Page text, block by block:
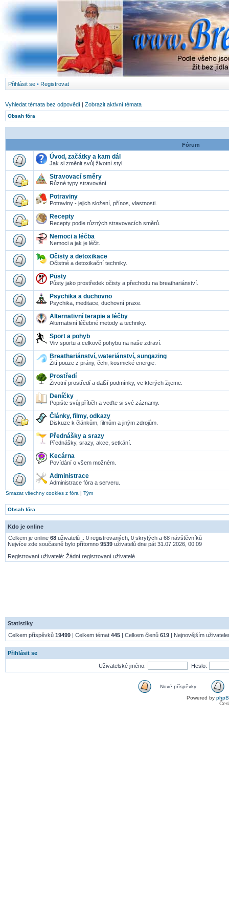
Přihlásit se • Registrovat
Vyhledat témata bez odpovědí | Zobrazit aktivní témata
Obsah fóra
Fórum
Úvod, začátky a kam dál
Jak si změnit svůj životní styl.
Stravovací směry
Různé typy stravování.
Potraviny
Potraviny - jejich složení, přínos, vlastnosti.
Recepty
Recepty podle různých stravovacích směrů.
Nemoci a léčba
Nemoci a jak je léčit.
Očisty a detoxikace
Očistné a detoxikační techniky.
Půsty
Půsty jako prostředek očisty a přechodu na breathariánství.
Psychika a duchovno
Psychika, meditace, duchovní praxe.
Alternativní terapie a léčby
Alternativní léčebné metody a techniky.
Sport a pohyb
Vliv sportu a celkově pohybu na naše zdraví.
Breathariánství, wateriánství, sungazing
Žití pouze z prány, čchi, kosmické energie.
Prostředí
Životní prostředí a další podmínky, ve kterých žijeme.
Deníčky
Popište svůj příběh a veďte si své záznamy.
Články, filmy, odkazy
Diskuze k článkům, filmům a jiným zdrojům.
Přednášky a srazy
Přednášky, srazy, akce, setkání.
Kecárna
Povídání o všem možném.
Administrace
Administrace fóra a serveru.
Smazat všechny cookies z fóra | Tým
Obsah fóra
Kdo je online
Celkem je online 68 uživatelů :: 0 registrovaných, 0 skrytých a 68 návštěvníků
Nejvíce zde současně bylo přítomno 9539 uživatelů dne pát 31.07.2026, 00:09
Registrovaní uživatelé: Žádní registrovaní uživatelé
Statistiky
Celkem příspěvků 19499 | Celkem témat 445 | Celkem členů 619 | Nejnovějším
Přihlásit se
Uživatelské jméno: Heslo:
Nové příspěvky
Powered by